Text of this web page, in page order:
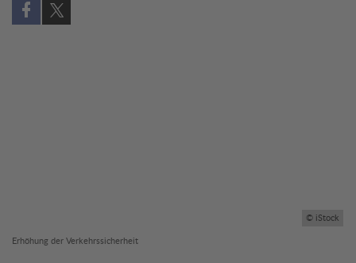
Auf Facebook teilen (öffnet in neuem Fenster)
Auf X teilen (öffnet in neuem Fenster)
© iStock
Erhöhung der Verkehrssicherheit